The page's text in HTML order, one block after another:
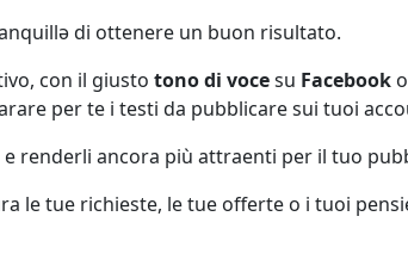
di ottenere un buon risultato.
con il giusto tono di vocesu Facebook o
per te i testi da pubblicare sui tuoi
renderli ancora più attraenti per il tuo
le tue richieste, le tue offerte o i tuoi